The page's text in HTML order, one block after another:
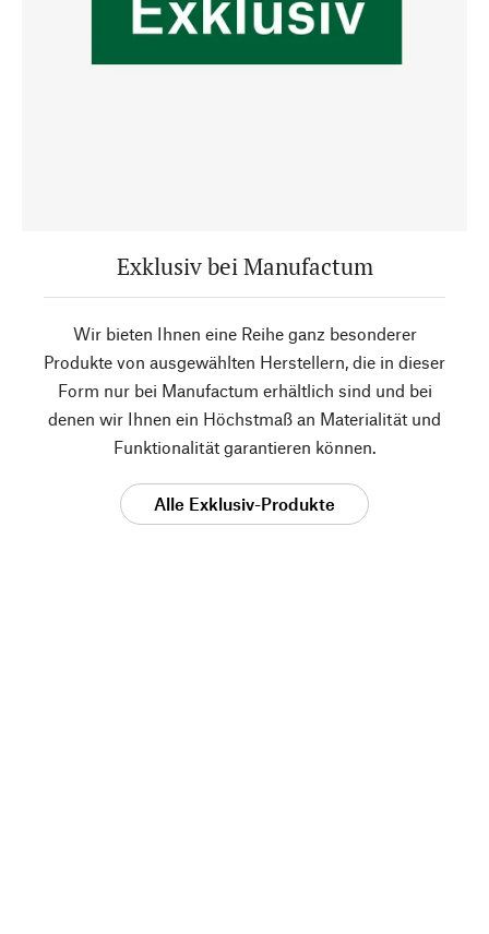
Exklusiv bei Manufactum
Wir bieten Ihnen eine Reihe ganz besonderer
Produkte von ausgewählten Herstellern, die in dieser
Form nur bei Manufactum erhältlich sind und bei
denen wir Ihnen ein Höchstmaß an Materialität und
Funktionalität garantieren können.
Alle Exklusiv-Produkte